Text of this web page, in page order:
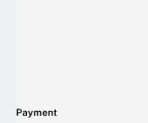
Payment